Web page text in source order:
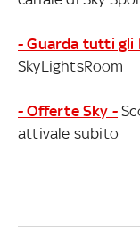
- Guarda tutti gli
SkyLightsRoom
- Offerte Sky -
attivale subito